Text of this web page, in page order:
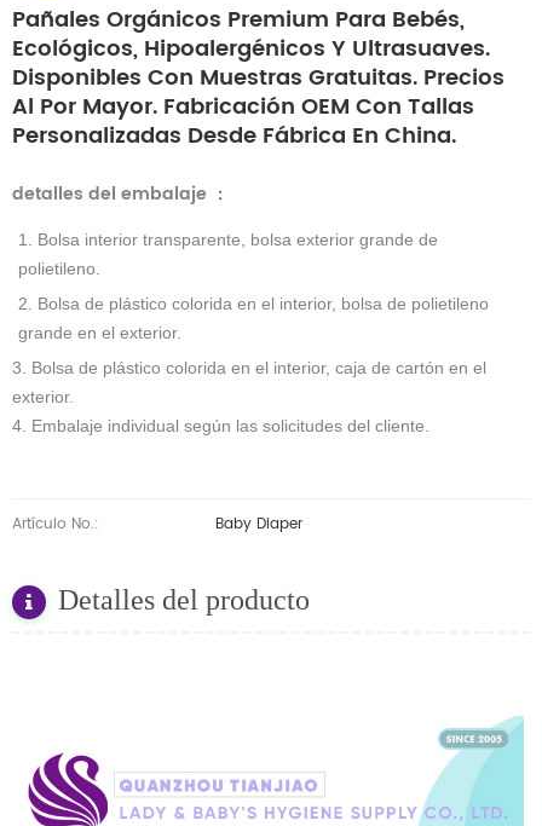
Pañales Orgánicos Premium Para Bebés,
Ecológicos, Hipoalergénicos Y Ultrasuaves.
Disponibles Con Muestras Gratuitas. Precios
Al Por Mayor. Fabricación OEM Con Tallas
Personalizadas Desde Fábrica En China.
detalles del embalaje ：
1. Bolsa interior transparente, bolsa exterior grande de
polietileno.
2. Bolsa de plástico colorida en el interior, bolsa de polietileno
grande en el exterior.
3. Bolsa de plástico colorida en el interior, caja de cartón en el
exterior.
4. Embalaje individual según las solicitudes del cliente.
Artículo No.: Baby Diaper
Detalles del producto